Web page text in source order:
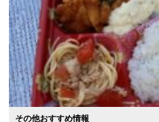
その他おすすめ情報